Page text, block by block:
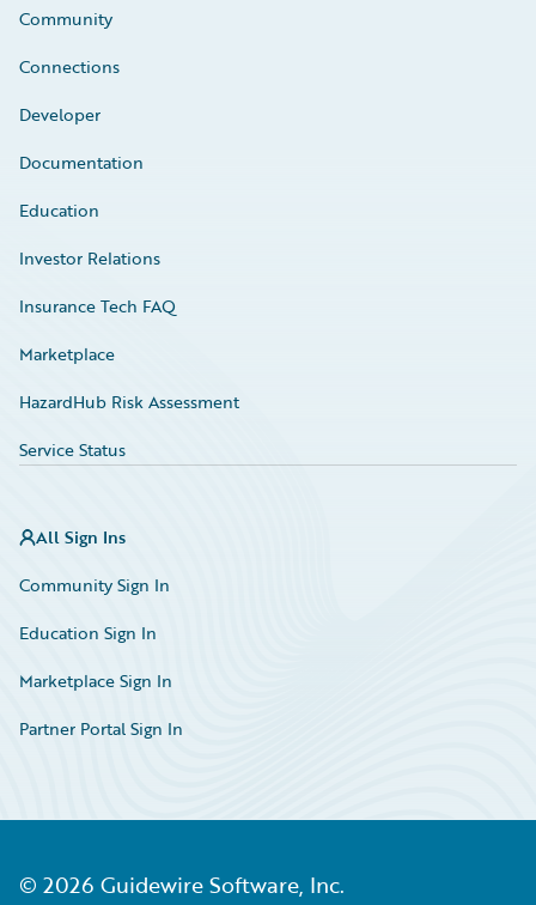
Community
Connections
Developer
Documentation
Education
Investor Relations
Insurance Tech FAQ
Marketplace
HazardHub Risk Assessment
Service Status
All Sign Ins
Community Sign In
Education Sign In
Marketplace Sign In
Partner Portal Sign In
© 2026 Guidewire Software, Inc.